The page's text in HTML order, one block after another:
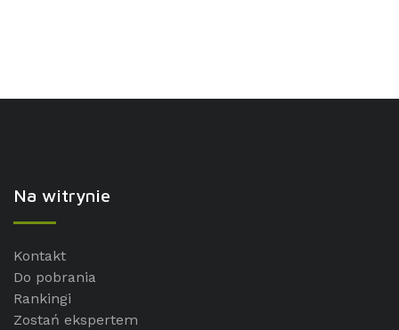
Na witrynie
Kontakt
Do pobrania
Rankingi
Zostań ekspertem